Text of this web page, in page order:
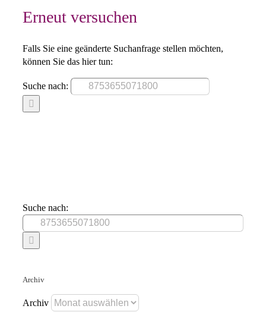
Erneut versuchen
Falls Sie eine geänderte Suchanfrage stellen möchten,
können Sie das hier tun:
Suche nach:
Suche nach:
Archiv
Archiv